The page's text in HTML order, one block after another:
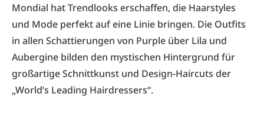
Mondial hat Trendlooks erschaffen, die Haarstyles
und Mode perfekt auf eine Linie bringen. Die Outfits
in allen Schattierungen von Purple über Lila und
Aubergine bilden den mystischen Hintergrund für
großartige Schnittkunst und Design-Haircuts der
„World’s Leading Hairdressers“.